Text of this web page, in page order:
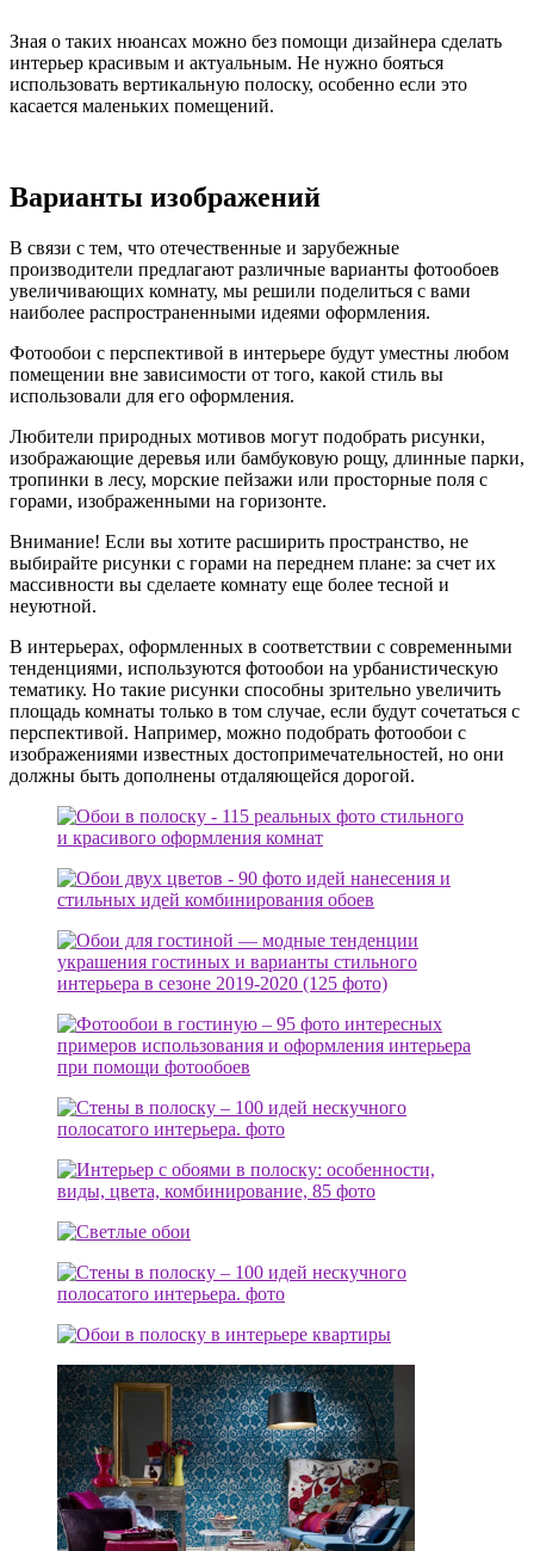
Зная о таких нюансах можно без помощи дизайнера сделать
интерьер красивым и актуальным. Не нужно бояться
использовать вертикальную полоску, особенно если это
касается маленьких помещений.
Варианты изображений
В связи с тем, что отечественные и зарубежные
производители предлагают различные варианты фотообоев
увеличивающих комнату, мы решили поделиться с вами
наиболее распространенными идеями оформления.
Фотообои с перспективой в интерьере будут уместны любом
помещении вне зависимости от того, какой стиль вы
использовали для его оформления.
Любители природных мотивов могут подобрать рисунки,
изображающие деревья или бамбуковую рощу, длинные парки,
тропинки в лесу, морские пейзажи или просторные поля с
горами, изображенными на горизонте.
Внимание! Если вы хотите расширить пространство, не
выбирайте рисунки с горами на переднем плане: за счет их
массивности вы сделаете комнату еще более тесной и
неуютной.
В интерьерах, оформленных в соответствии с современными
тенденциями, используются фотообои на урбанистическую
тематику. Но такие рисунки способны зрительно увеличить
площадь комнаты только в том случае, если будут сочетаться с
перспективой. Например, можно подобрать фотообои с
изображениями известных достопримечательностей, но они
должны быть дополнены отдаляющейся дорогой.